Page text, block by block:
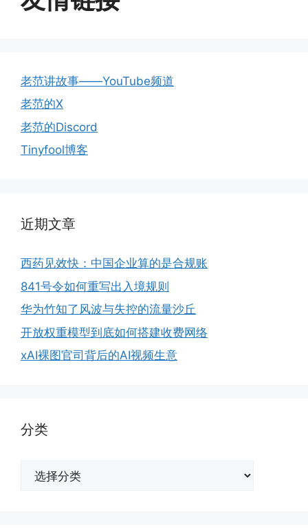
老范讲故事——YouTube频道
老范的X
老范的Discord
Tinyfool博客
近期文章
西药见效快：中国企业算的是合规账
841号令如何重写出入境规则
华为竹知了风波与失控的流量沙丘
开放权重模型到底如何搭建收费网络
xAI裸图官司背后的AI视频生意
分类